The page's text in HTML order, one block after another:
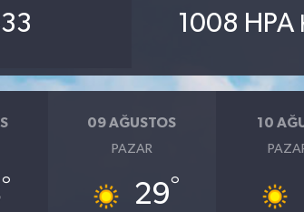
1008 HPA
°
09 AĞUSTOS
PAZAR
29°
10